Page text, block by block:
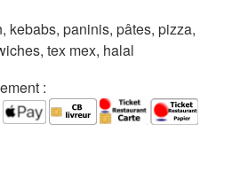
kebabs, paninis, pâtes, pizza,
tex mex, halal
: